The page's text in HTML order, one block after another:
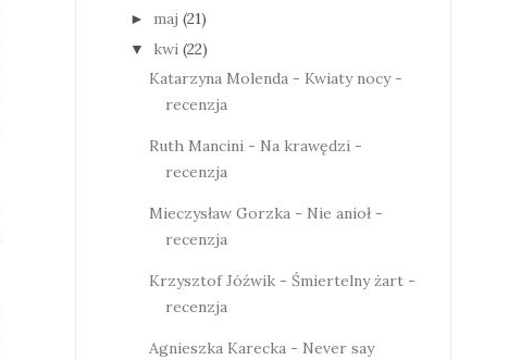
► maj (21)
▼ kwi (22)
Katarzyna Molenda - Kwiaty nocy -
recenzja
Ruth Mancini - Na krawędzi -
recenzja
Mieczysław Gorzka - Nie anioł -
recenzja
Krzysztof Jóźwik - Śmiertelny żart -
recenzja
Agnieszka Karecka - Never say